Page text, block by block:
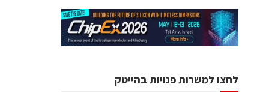
לחצו למשרות פנויות בהייטק